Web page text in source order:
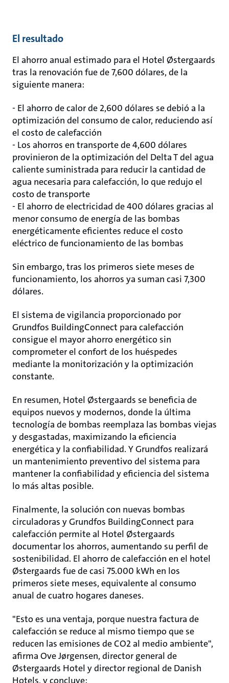
El resultado
El ahorro anual estimado para el Hotel Østergaards
tras la renovación fue de 7,600 dólares, de la
siguiente manera:
- El ahorro de calor de 2,600 dólares se debió a la
optimización del consumo de calor, reduciendo así
el costo de calefacción
- Los ahorros en transporte de 4,600 dólares
provinieron de la optimización del Delta T del agua
caliente suministrada para reducir la cantidad de
agua necesaria para calefacción, lo que redujo el
costo de transporte
- El ahorro de electricidad de 400 dólares gracias al
menor consumo de energía de las bombas
energéticamente eficientes reduce el costo
eléctrico de funcionamiento de las bombas
Sin embargo, tras los primeros siete meses de
funcionamiento, los ahorros ya suman casi 7,300
dólares.
El sistema de vigilancia proporcionado por
Grundfos BuildingConnect para calefacción
consigue el mayor ahorro energético sin
comprometer el confort de los huéspedes
mediante la monitorización y la optimización
constante.
En resumen, Hotel Østergaards se beneficia de
equipos nuevos y modernos, donde la última
tecnología de bombas reemplaza las bombas viejas
y desgastadas, maximizando la eficiencia
energética y la confiabilidad. Y Grundfos realizará
un mantenimiento preventivo del sistema para
mantener la confiabilidad y eficiencia del sistema
lo más altas posible.
Finalmente, la solución con nuevas bombas
circuladoras y Grundfos BuildingConnect para
calefacción permite al Hotel Østergaards
documentar los ahorros, aumentando su perfil de
sostenibilidad. El ahorro de calefacción en el hotel
Østergaards fue de casi 75.000 kWh en los
primeros siete meses, equivalente al consumo
anual de cuatro hogares daneses.
"Esto es una ventaja, porque nuestra factura de
calefacción se reduce al mismo tiempo que se
reducen las emisiones de CO2 al medio ambiente",
afirma Ove Jørgensen, director general de
Østergaards Hotel y director regional de Danish
Hotels, y concluye: